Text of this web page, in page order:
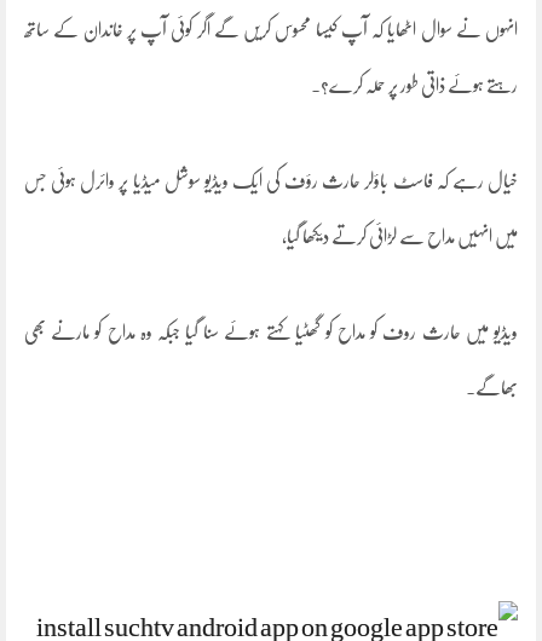
انہوں نے سوال اٹھایا کہ آپ کیسا محسوس کریں گے اگر کوئی آپ پر خاندان کے ساتھ
رہتے ہوئے ذاتی طور پر حملہ کرے؟۔
خیال رہے کہ فاسٹ باؤلر حارث رؤف کی ایک ویڈیو سوشل میڈیا پر وائرل ہوئی جس
میں انہیں مداح سے لڑائی کرتے دیکھا گیا،
ویڈیو میں حارث روف کو مداح کو گھٹیا کہتے ہوئے سنا گیا جبکہ وہ مداح کو مارنے بھی
بھاگے۔